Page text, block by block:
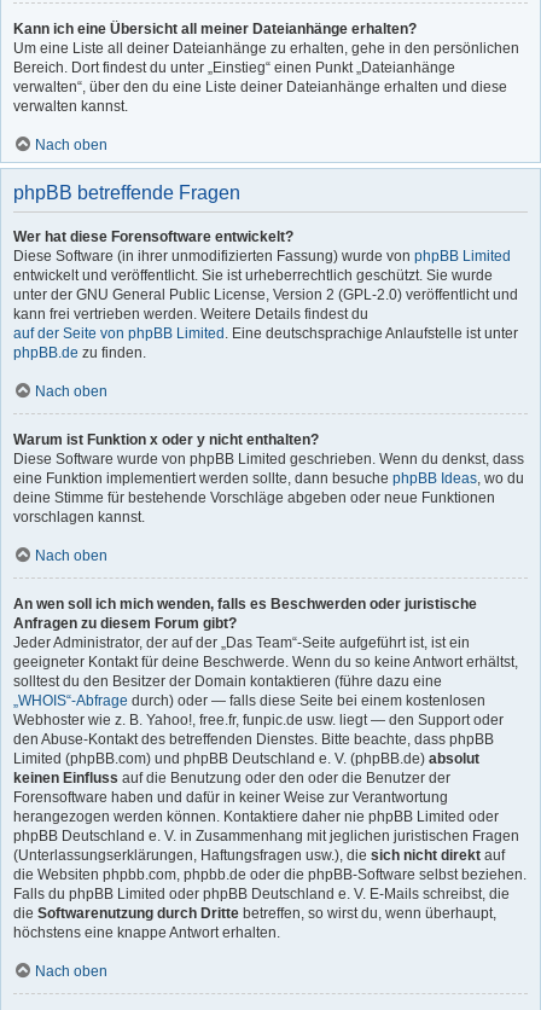
Kann ich eine Übersicht all meiner Dateianhänge erhalten?
Um eine Liste all deiner Dateianhänge zu erhalten, gehe in den persönlichen
Bereich. Dort findest du unter „Einstieg“ einen Punkt „Dateianhänge
verwalten“, über den du eine Liste deiner Dateianhänge erhalten und diese
verwalten kannst.
Nach oben
phpBB betreffende Fragen
Wer hat diese Forensoftware entwickelt?
Diese Software (in ihrer unmodifizierten Fassung) wurde von phpBB Limited
entwickelt und veröffentlicht. Sie ist urheberrechtlich geschützt. Sie wurde
unter der GNU General Public License, Version 2 (GPL-2.0) veröffentlicht und
kann frei vertrieben werden. Weitere Details findest du
auf der Seite von phpBB Limited . Eine deutschsprachige Anlaufstelle ist unter
phpBB.de zu finden.
Nach oben
Warum ist Funktion x oder y nicht enthalten?
Diese Software wurde von phpBB Limited geschrieben. Wenn du denkst, dass
eine Funktion implementiert werden sollte, dann besuche phpBB Ideas, wo du
deine Stimme für bestehende Vorschläge abgeben oder neue Funktionen
vorschlagen kannst.
Nach oben
An wen soll ich mich wenden, falls es Beschwerden oder juristische
Anfragen zu diesem Forum gibt?
Jeder Administrator, der auf der „Das Team“-Seite aufgeführt ist, ist ein
geeigneter Kontakt für deine Beschwerde. Wenn du so keine Antwort erhältst,
solltest du den Besitzer der Domain kontaktieren (führe dazu eine
„WHOIS“-Abfrage durch) oder — falls diese Seite bei einem kostenlosen
Webhoster wie z. B. Yahoo!, free.fr, funpic.de usw. liegt — den Support oder
den Abuse-Kontakt des betreffenden Dienstes. Bitte beachte, dass phpBB
Limited (phpBB.com) und phpBB Deutschland e. V. (phpBB.de) absolut
keinen Einfluss auf die Benutzung oder den oder die Benutzer der
Forensoftware haben und dafür in keiner Weise zur Verantwortung
herangezogen werden können. Kontaktiere daher nie phpBB Limited oder
phpBB Deutschland e. V. in Zusammenhang mit jeglichen juristischen Fragen
(Unterlassungserklärungen, Haftungsfragen usw.), die sich nicht direkt auf
die Websiten phpbb.com, phpbb.de oder die phpBB-Software selbst beziehen.
Falls du phpBB Limited oder phpBB Deutschland e. V. E-Mails schreibst, die
die Softwarenutzung durch Dritte betreffen, so wirst du, wenn überhaupt,
höchstens eine knappe Antwort erhalten.
Nach oben